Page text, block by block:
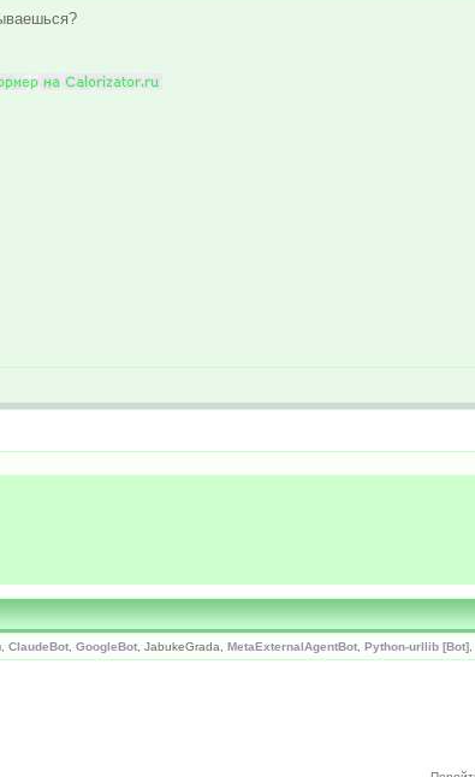
ClaudeBot GoogleBot , JabukeGrada, MetaExternalAgentBot Python-urllib [Bot]